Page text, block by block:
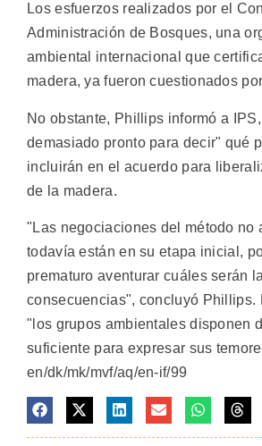
Los esfuerzos realizados por el
Administración de Bosques, una
ambiental internacional que
madera, ya fueron cuestionados
No obstante, Phillips informó a
demasiado pronto para decir" qué
incluirán en el acuerdo para
de la madera.
"Las negociaciones del método no
todavía están en su etapa inicial,
prematuro aventurar cuáles serán
consecuencias", concluyó Phillips.
"los grupos ambientales disponen
suficiente para expresar sus
en/dk/mk/mvf/aq/en-if/99